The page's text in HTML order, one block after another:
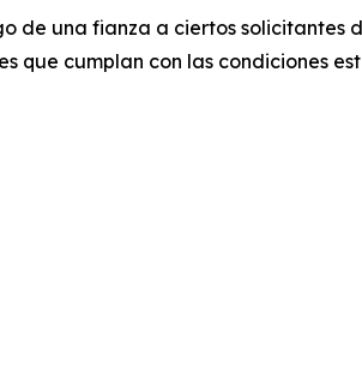
de una fianza a ciertos solicitantes
que cumplan con las condiciones